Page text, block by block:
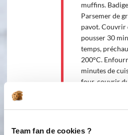
Team fan de cookies ?
muffins.
Parsemer de
pavot. Couvrir
pousser 30
temps,
200°C.
minutes de
four, couvrir